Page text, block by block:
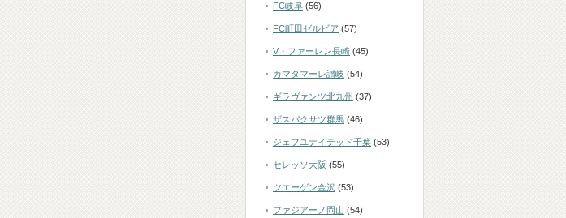
FC岐阜 (56)
FC町田ゼルビア (57)
V・ファーレン長崎 (45)
カマタマーレ讃岐 (54)
ギラヴァンツ北九州 (37)
ザスパクサツ群馬 (46)
ジェフユナイテッド千葉 (53)
セレッソ大阪 (55)
ツエーゲン金沢 (53)
ファジアーノ岡山 (54)